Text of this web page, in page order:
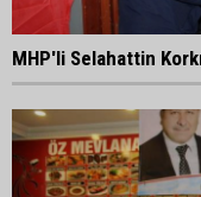
MHP'li Selahattin